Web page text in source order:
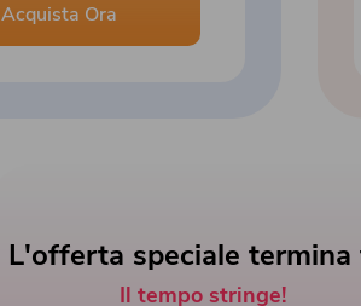
Acquista Ora
L'offerta speciale termina
Il tempo stringe!